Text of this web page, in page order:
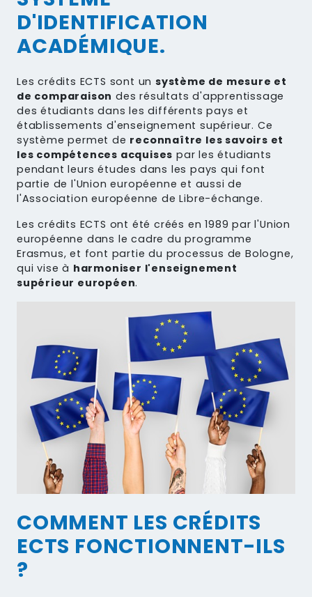
D'IDENTIFICATION
ACADÉMIQUE.
Les crédits ECTS sont un système de mesure et
de comparaison des résultats d'apprentissage
des étudiants dans les différents pays et
établissements d'enseignement supérieur. Ce
système permet de reconnaître les savoirs et
les compétences acquises par les étudiants
pendant leurs études dans les pays qui font
partie de l'Union européenne et aussi de
l'Association européenne de Libre-échange.
Les crédits ECTS ont été créés en 1989 par l'Union
européenne dans le cadre du programme
Erasmus, et font partie du processus de Bologne,
qui vise à harmoniser l'enseignement
supérieur européen.
COMMENT LES CRÉDITS
ECTS FONCTIONNENT-ILS
?